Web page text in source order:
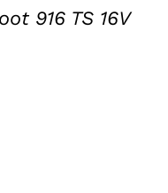
916 TS 16V